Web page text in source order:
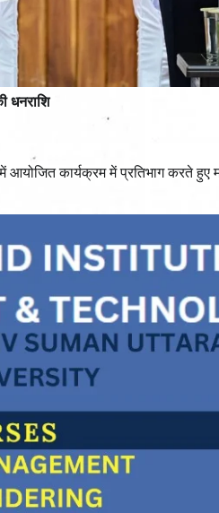
धनराशि
कार्यक्रम में प्रतिभाग करते हुए